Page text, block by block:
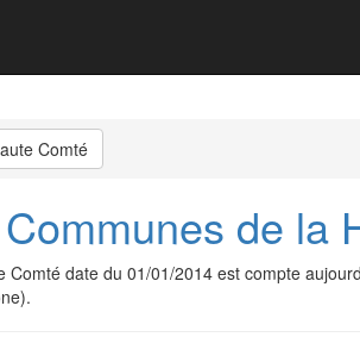
Comté
de la
date du 01/01/2014 est compte